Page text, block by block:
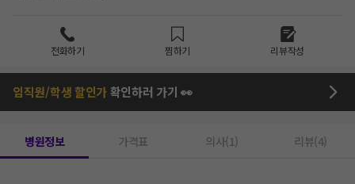
전화하기 찜하기 리뷰작성
임직원/학생 할인가확인하러 가기 👀
병원정보 가격표 의사(1) 리뷰(4)